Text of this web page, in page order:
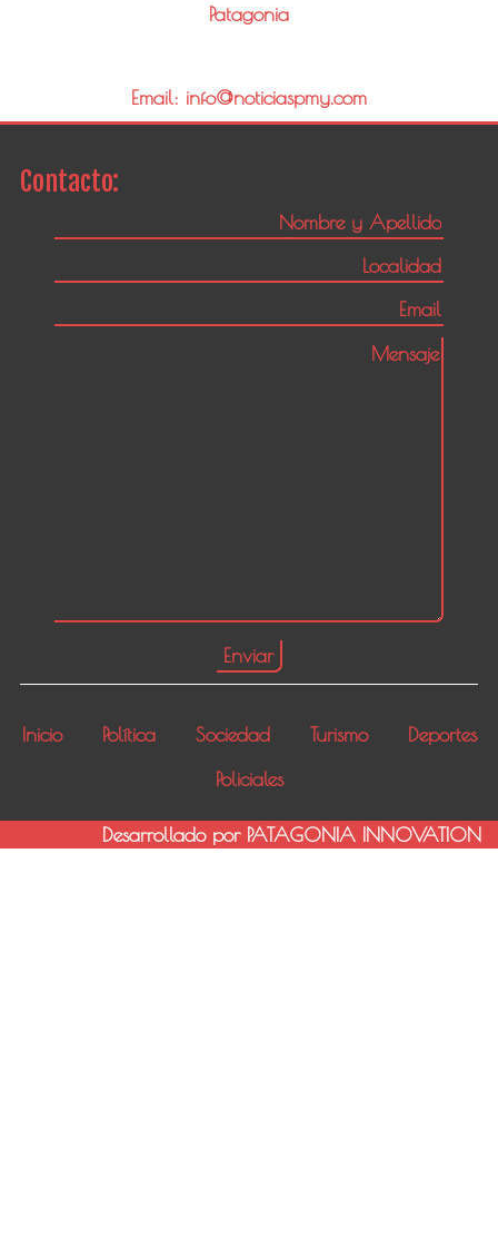
Patagonia
Email: info@noticiaspmy.com
Contacto:
Inicio Política Sociedad Turismo
Deportes
Policiales
Desarrollado por PATAGONIA INNOVATION